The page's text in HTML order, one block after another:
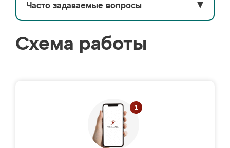
Часто задаваемые вопросы ▼
Схема работы